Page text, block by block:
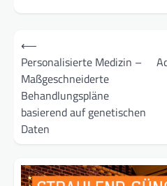
Beitragsnavigation
⟵
Personalisierte Medizin –
Maßgeschneiderte
Behandlungspläne
basierend auf genetischen
Daten